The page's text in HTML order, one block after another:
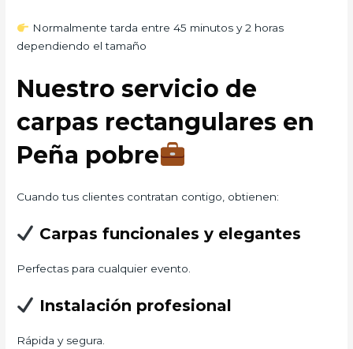
Normalmente tarda entre 45 minutos y 2 horas
dependiendo el tamaño
Nuestro servicio de
carpas rectangulares en
Peña pobre
Cuando tus clientes contratan contigo, obtienen:
Carpas funcionales y elegantes
Perfectas para cualquier evento.
Instalación profesional
Rápida y segura.